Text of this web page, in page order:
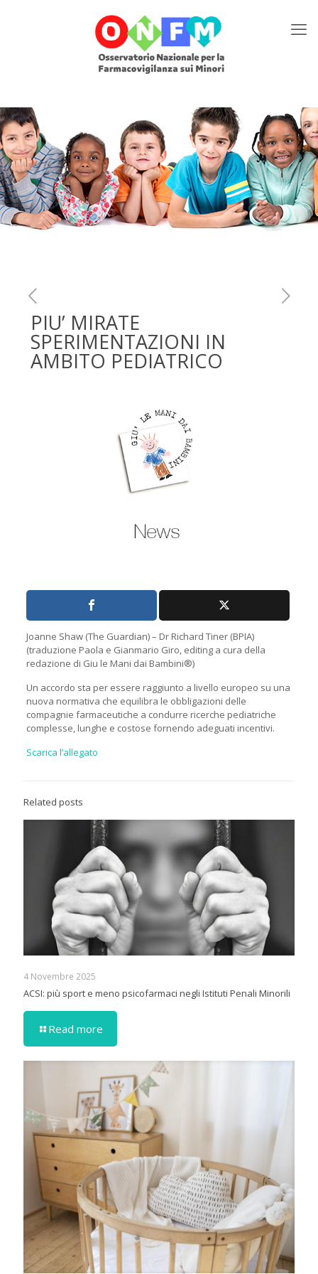
PIU’ MIRATE
SPERIMENTAZIONI IN
AMBITO PEDIATRICO
Joanne Shaw (The Guardian) – Dr Richard Tiner (BPIA)
(traduzione Paola e Gianmario Giro, editing a cura della
redazione di Giu le Mani dai Bambini®)
Un accordo sta per essere raggiunto a livello europeo su una
nuova normativa che equilibra le obbligazioni delle
compagnie farmaceutiche a condurre ricerche pediatriche
complesse, lunghe e costose fornendo adeguati incentivi.
Scarica l’allegato
Related posts
4 Novembre 2025
ACSI: più sport e meno psicofarmaci negli Istituti Penali Minorili
Read more